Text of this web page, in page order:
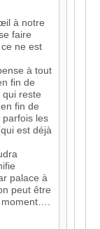
à notre
faire
ne est
à tout
fin de
reste
fin de
parfois les
est déjà
palace à
peut être